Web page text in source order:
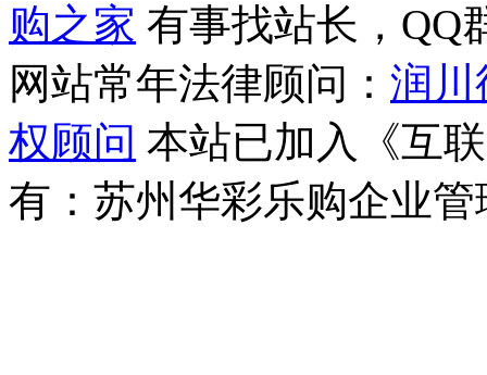
购之家 有事找站长，QQ
网站常年法律顾问： 润川
权顾问 本站已加入《互
有：苏州华彩乐购企业